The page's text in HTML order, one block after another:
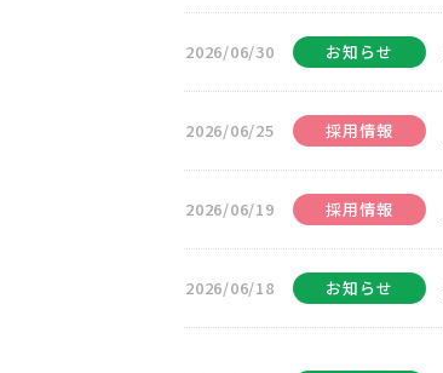
2026/06/30 お知らせ
2026/06/25 採用情報
2026/06/19 採用情報
2026/06/18 お知らせ